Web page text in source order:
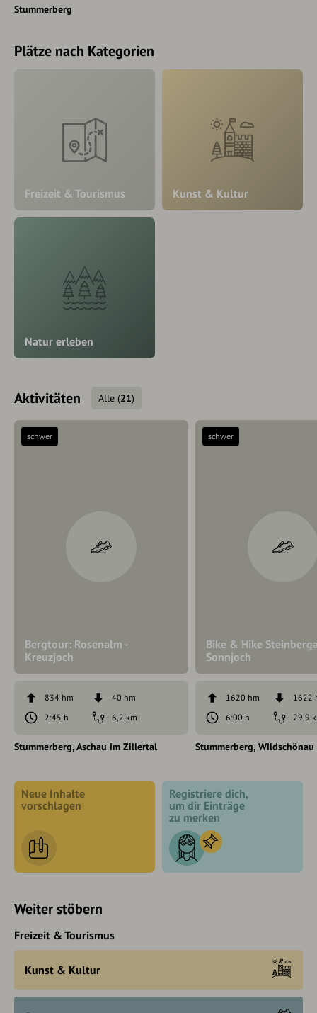
Stummerberg
Plätze nach Kategorien
Freizeit & Tourismus Kunst & Kultur
Natur erleben
Aktivitäten Alle (21)
Bergtour: Rosenalm -
Kreuzjoch
schwer
834 hm
40 hm
2:45 h
6,2 km
Stummerberg Aschau im Zillertal
Bike & Hike
Sonnjoch
schwer
1620 hm
1622
6:00 h
29,9
Stummerberg Wildschönau
Neue Inhalte
vorschlagen
Registriere dich,
um dir Einträge
zu merken
Weiter stöbern
Freizeit & Tourismus
Kunst & Kultur